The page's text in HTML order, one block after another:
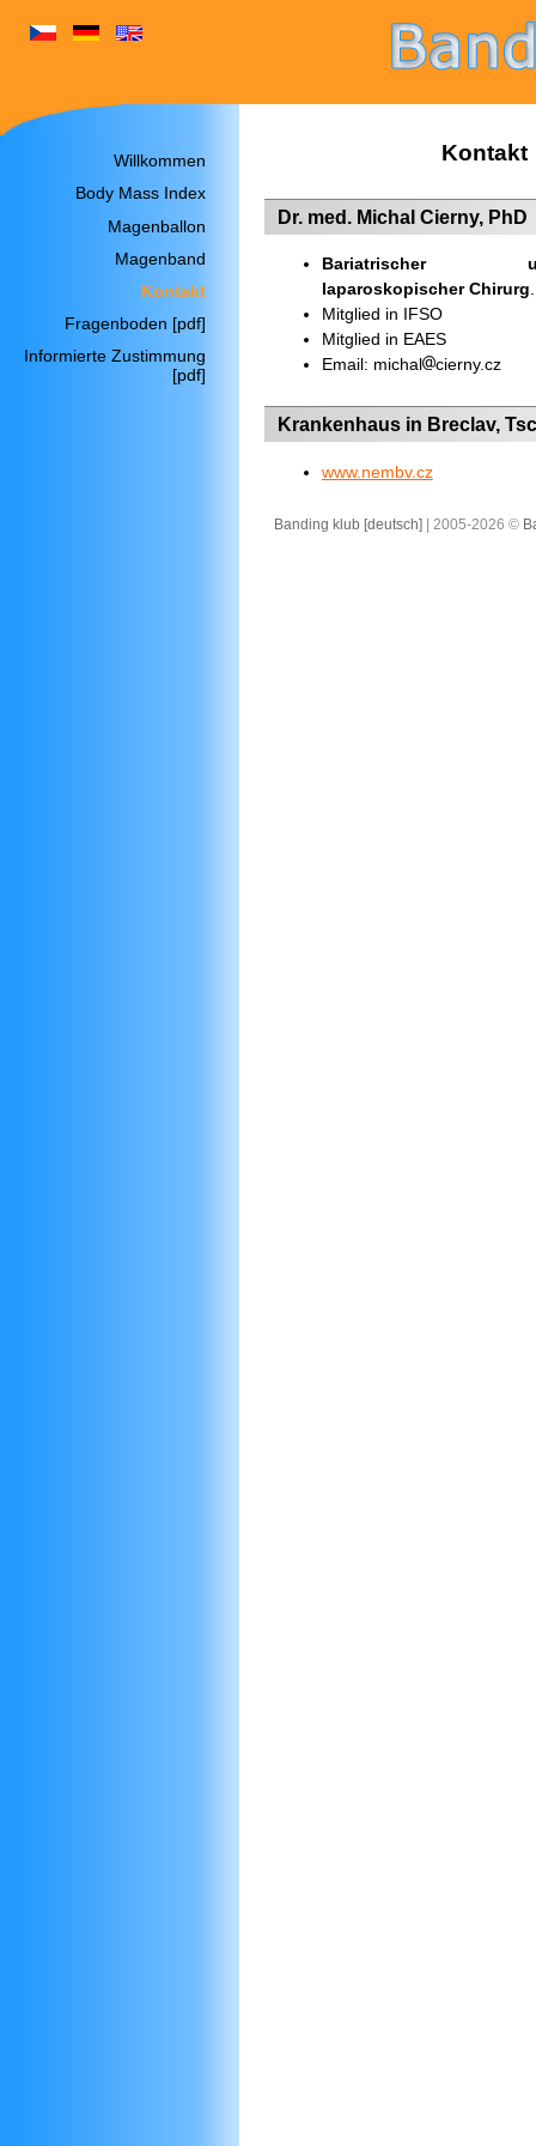
Kontakt
Dr. med. Michal Cierny, PhD
Bariatrischer
laparoskopischer Chirurg.
Mitglied in IFSO
Mitglied in EAES
Email: michal
cierny.cz
Krankenhaus in Breclav,
www.nembv.cz
Banding klub [deutsch]| 2005-2026 ©
Willkommen
Body Mass Index
Magenballon
Magenband
Kontakt
Fragenboden [pdf]
Informierte Zustimmung
[pdf]